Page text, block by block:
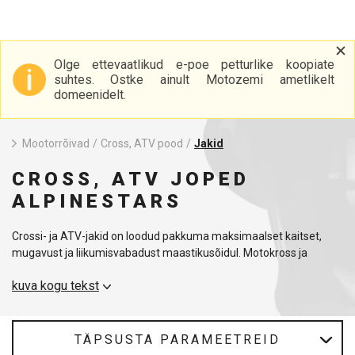
Olge ettevaatlikud e-poe petturlike koopiate
suhtes. Ostke ainult Motozemi ametlikelt
domeenidelt.
Mootorrõivad / Cross, ATV pood / Jakid
CROSS, ATV JOPED
ALPINESTARS
Crossi- ja ATV-jakid on loodud pakkuma maksimaalset kaitset,
mugavust ja liikumisvabadust maastikusõidul. Motokross ja
ühendavad need jakid vastupidavad materjalid, funktsionaalsed
ka kogenud võistleja.
kuva kogu tekst
TÄPSUSTA PARAMEETREID